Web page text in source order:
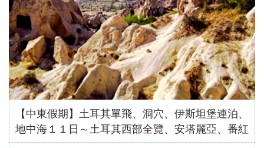
【中東假期】土耳其單飛、洞穴、伊斯坦堡連泊、
地中海１１日～土耳其西部全覽、安塔麗亞、番紅
花城（土耳其航空）#加班機